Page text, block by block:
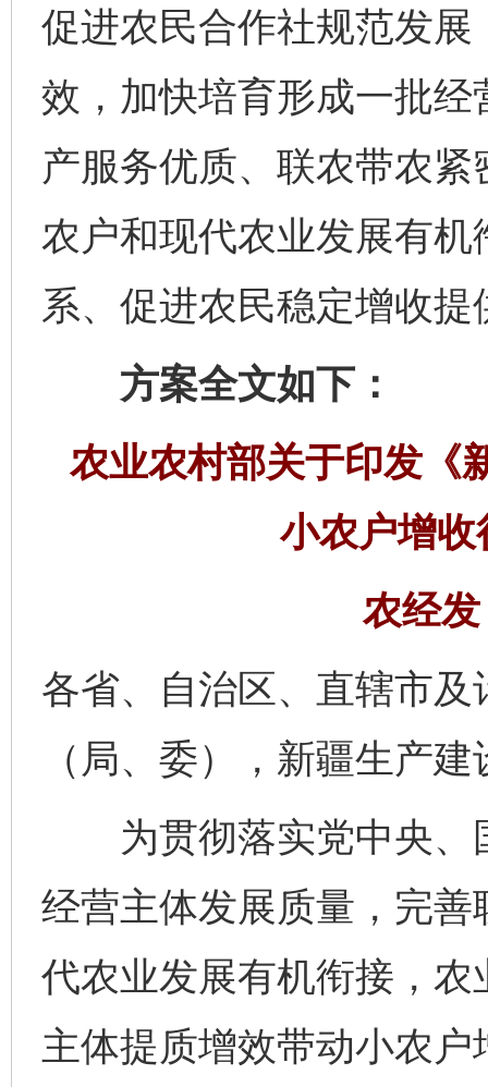
促进农民合作社规范发
效，加快培育形成一批
产服务优质、联农带农
农户和现代农业发展有
系、促进农民稳定增收提
方案全文如下：
农业农村部关于印发《
小农户增
农经
各省、自治区、直辖市
（局、委），新疆生产
为贯彻落实党中央、
经营主体发展质量，完
代农业发展有机衔接，
主体提质增效带动小农